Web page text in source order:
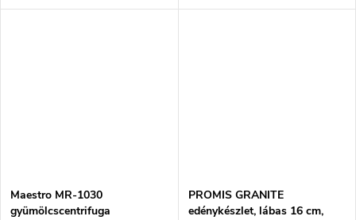
Maestro MR-1030
gyümölcscentrifuga
PROMIS GRANITE
edénykészlet, lábas 16 cm,